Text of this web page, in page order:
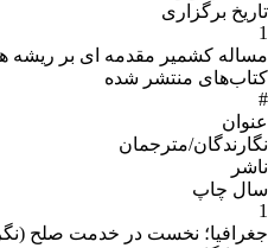
تاریخ برگزارى
1
مساله کشمیر مقدمه ای بر ریشه
کتاب‌های منتشر شده
#
عنوان
نگارندگان/مترجمان
ناشر
سال چاپ
1
جغرافیا؛ نخست در خدمت صلح